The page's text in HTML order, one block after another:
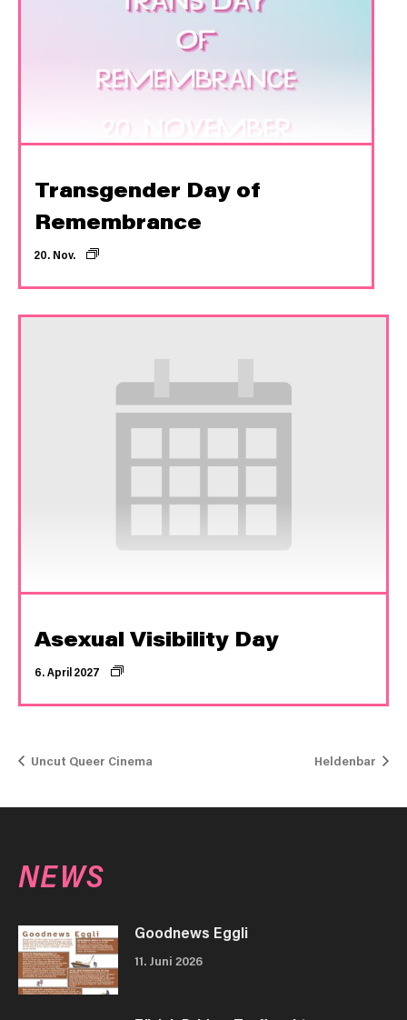
Transgender Day of
Remembrance
20. Nov.
Asexual Visibility Day
6. April 2027
Uncut Queer Cinema Heldenbar
NEWS
Goodnews Eggli
11. Juni 2026